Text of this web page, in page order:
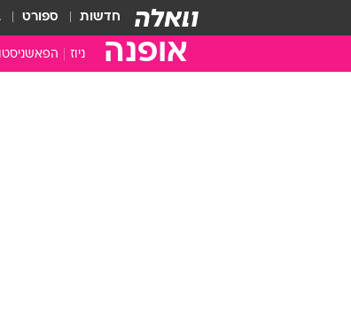
חדשות ספורט
אופנה ניוז